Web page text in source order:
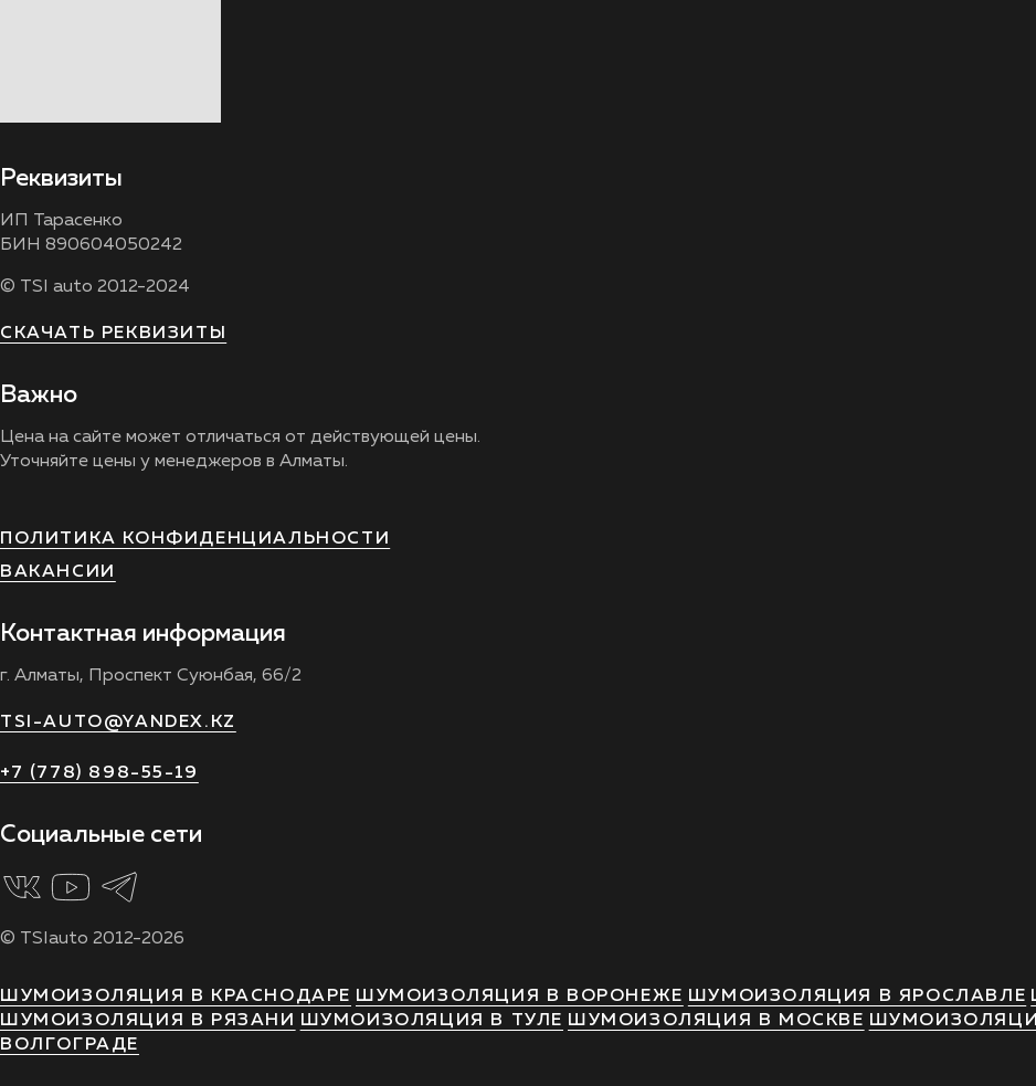
Реквизиты
ИП Тарасенко
БИН 890604050242
© TSI auto 2012-2024
СКАЧАТЬ РЕКВИЗИТЫ
Важно
Цена на сайте может отличаться от действующей цены.
Уточняйте цены у менеджеров в Алматы.
ПОЛИТИКА КОНФИДЕНЦИАЛЬНОСТИ
ВАКАНСИИ
Контактная информация
г. Алматы, Проспект Суюнбая, 66/2
TSI-AUTO@YANDEX.KZ
+7 (778) 898-55-19
Социальные сети
© TSIauto 2012-2026
ШУМОИЗОЛЯЦИЯ В КРАСНОДАРЕ ШУМОИЗОЛЯЦИЯ В ВОРОНЕЖЕ ШУМОИЗОЛЯЦИЯ В ЯРОСЛАВЛЕ
ШУМОИЗОЛЯЦИЯ В РЯЗАНИ
ШУМОИЗОЛЯЦИЯ В ТУЛЕ ШУМОИЗОЛЯЦИЯ В МОСКВЕ
ВОЛГОГРАДЕ